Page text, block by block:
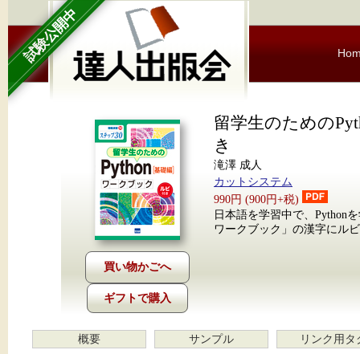
試験公開中
ギフトで購入
留学生のための
き
滝澤 成人
カットシステム
990円 (900円+税)
日本語を学習中で、Python
ワークブック」の漢字にル
概要 サンプル リンク用タ